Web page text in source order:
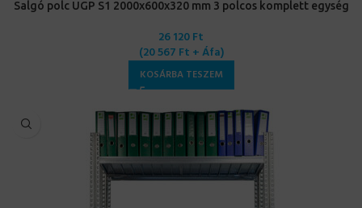
Salgó polc UGP S1 2000x600x320 mm 3 polcos komplett egység
26 120Ft
(20 567 Ft + Áfa)
KOSÁRBA TESZEM